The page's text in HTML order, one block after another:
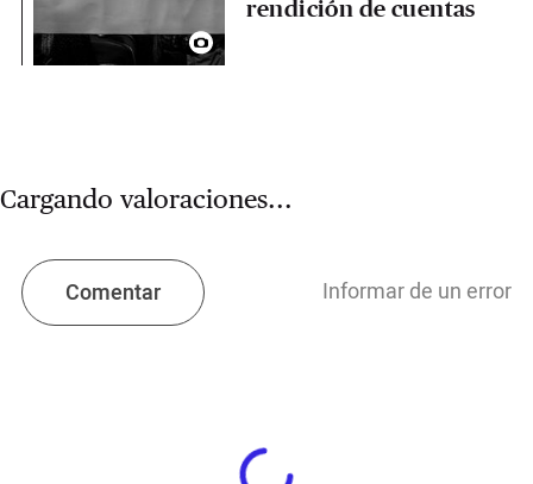
rendición de cuentas
Cargando valoraciones...
Comentar Informar de un error